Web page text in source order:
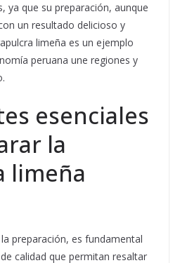
ya que su preparación, aunque
un resultado delicioso y
limeña es un ejemplo
peruana une regiones y
esenciales
la
limeña
preparación, es fundamental
calidad que permitan resaltar